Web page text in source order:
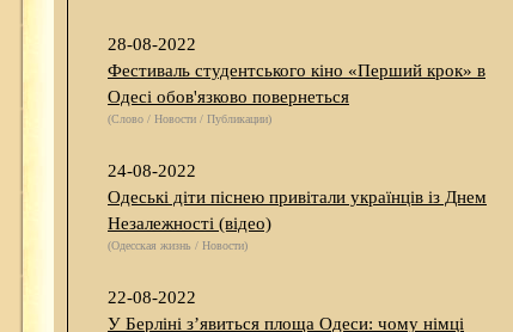
28-08-2022
Фестиваль студентського кіно «Перший крок» в
Одесі обов'язково повернеться
(Слово / Новости / Публикации)
24-08-2022
Одеські діти піснею привітали українців із Днем
Незалежності (відео)
(Одесская жизнь / Новости)
22-08-2022
У Берліні з’явиться площа Одеси: чому німці